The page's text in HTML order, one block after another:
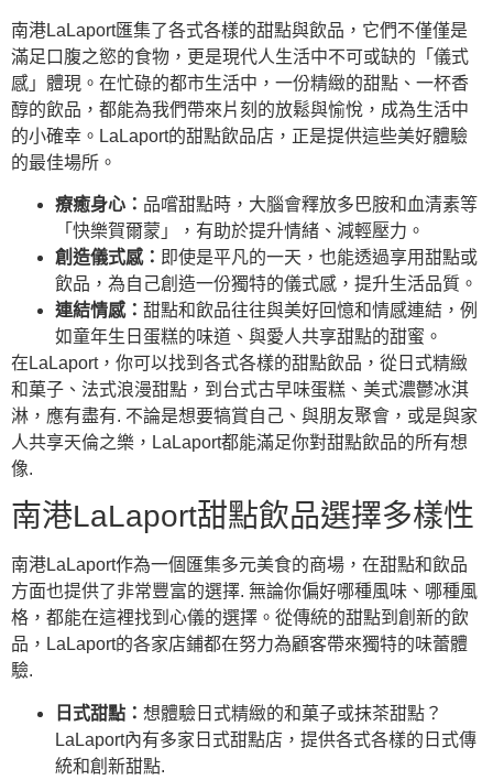
南港LaLaport匯集了各式各樣的甜點與飲品，它們不僅僅是
滿足口腹之慾的食物，更是現代人生活中不可或缺的「儀式
感」體現。在忙碌的都市生活中，一份精緻的甜點、一杯香
醇的飲品，都能為我們帶來片刻的放鬆與愉悅，成為生活中
的小確幸。LaLaport的甜點飲品店，正是提供這些美好體驗
的最佳場所。
療癒身心： 品嚐甜點時，大腦會釋放多巴胺和血清素等
「快樂賀爾蒙」，有助於提升情緒、減輕壓力。
創造儀式感： 即使是平凡的一天，也能透過享用甜點或
飲品，為自己創造一份獨特的儀式感，提升生活品質。
連結情感： 甜點和飲品往往與美好回憶和情感連結，例
如童年生日蛋糕的味道、與愛人共享甜點的甜蜜。
在LaLaport，你可以找到各式各樣的甜點飲品，從日式精緻
和菓子、法式浪漫甜點，到台式古早味蛋糕、美式濃鬱冰淇
淋，應有盡有. 不論是想要犒賞自己、與朋友聚會，或是與家
人共享天倫之樂，LaLaport都能滿足你對甜點飲品的所有想
像.
南港LaLaport甜點飲品選擇多樣性
南港LaLaport作為一個匯集多元美食的商場，在甜點和飲品
方面也提供了非常豐富的選擇. 無論你偏好哪種風味、哪種風
格，都能在這裡找到心儀的選擇。從傳統的甜點到創新的飲
品，LaLaport的各家店鋪都在努力為顧客帶來獨特的味蕾體
驗.
日式甜點： 想體驗日式精緻的和菓子或抹茶甜點？
LaLaport內有多家日式甜點店，提供各式各樣的日式傳
統和創新甜點.